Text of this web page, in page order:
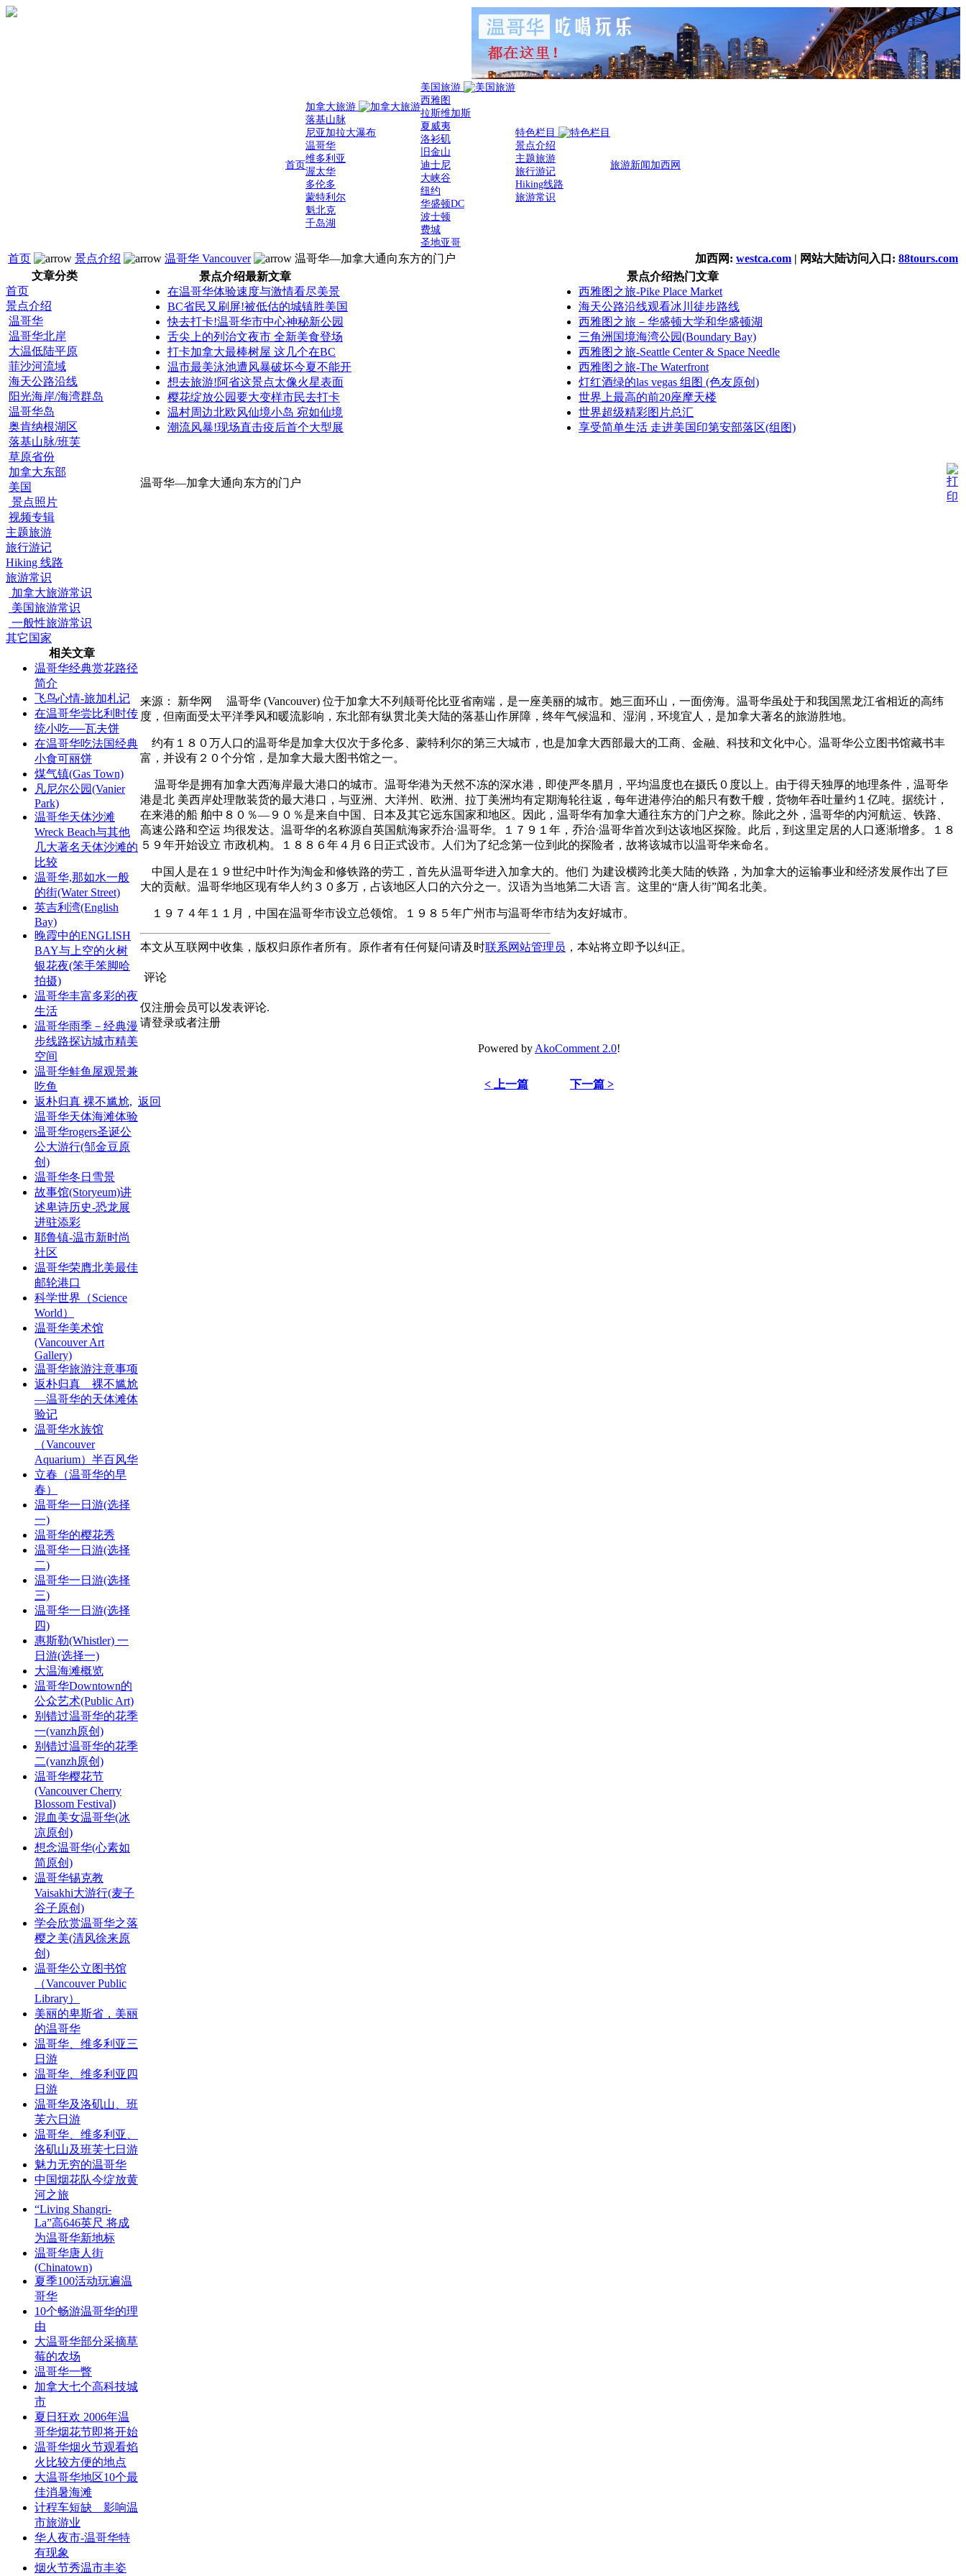
首页
加拿大旅游
落基山脉
尼亚加拉大瀑布
温哥华
维多利亚
渥太华
多伦多
蒙特利尔
魁北克
千岛湖
美国旅游
西雅图
拉斯维加斯
夏威夷
洛衫矶
旧金山
迪士尼
大峡谷
纽约
华盛顿DC
波士顿
费城
圣地亚哥
特色栏目
景点介绍
主题旅游
旅行游记
Hiking线路
旅游常识
旅游新闻 加西网
首页 景点介绍 温哥华 Vancouver 温哥华—加拿大通向东方的门户 加西网: westca.com | 网站大陆访问入口: 88tours.com
文章分类
首页
景点介绍
温哥华
温哥华北岸
大温低陆平原
菲沙河流域
海天公路沿线
阳光海岸/海湾群岛
温哥华岛
奥肯纳根湖区
落基山脉/班芙
草原省份
加拿大东部
美国
景点照片
视频专辑
主题旅游
旅行游记
Hiking 线路
旅游常识
加拿大旅游常识
美国旅游常识
一般性旅游常识
其它国家
相关文章
温哥华经典赏花路径
简介
飞鸟心情-旅加札记
在温哥华尝比利时传
统小吃──瓦夫饼
在温哥华吃法国经典
小食可丽饼
煤气镇(Gas Town)
凡尼尔公园(Vanier
Park)
温哥华天体沙滩
Wreck Beach与其他
几大著名天体沙滩的
比较
温哥华,那如水一般
的街(Water Street)
英吉利湾(English
Bay)
晚霞中的ENGLISH
BAY与上空的火树
银花夜(笨手笨脚哈
拍摄)
温哥华丰富多彩的夜
生活
温哥华雨季－经典漫
步线路探访城市精美
空间
温哥华鲑鱼屋观景兼
吃鱼
返朴归真 裸不尴尬,
温哥华天体海滩体验
温哥华rogers圣诞公
公大游行(邹金豆原
创)
温哥华冬日雪景
故事馆(Storyeum)讲
述卑诗历史-恐龙展
进驻添彩
耶鲁镇-温市新时尚
社区
温哥华荣膺北美最佳
邮轮港口
科学世界（Science
World）
温哥华美术馆
(Vancouver Art
Gallery)
温哥华旅游注意事项
返朴归真 裸不尴尬
—温哥华的天体滩体
验记
温哥华水族馆
（Vancouver
Aquarium）半百风华
立春（温哥华的早
春）
温哥华一日游(选择
一)
温哥华的樱花秀
温哥华一日游(选择
二)
温哥华一日游(选择
三)
温哥华一日游(选择
四)
惠斯勒(Whistler) 一
日游(选择一)
大温海滩概览
温哥华Downtown的
公众艺术(Public Art)
别错过温哥华的花季
一(vanzh原创)
别错过温哥华的花季
二(vanzh原创)
温哥华樱花节
(Vancouver Cherry
Blossom Festival)
混血美女温哥华(冰
凉原创)
想念温哥华(心素如
简原创)
温哥华锡克教
Vaisakhi大游行(麦子
谷子原创)
学会欣赏温哥华之落
樱之美(清风徐来原
创)
温哥华公立图书馆
（Vancouver Public
Library）
美丽的卑斯省，美丽
的温哥华
温哥华、维多利亚三
日游
温哥华、维多利亚四
日游
温哥华及洛矶山、班
芙六日游
温哥华、维多利亚、
洛矶山及班芙七日游
魅力无穷的温哥华
中国烟花队今绽放黄
河之旅
“Living Shangri-
La”高646英尺 将成
为温哥华新地标
温哥华唐人街
(Chinatown)
夏季100活动玩遍温
哥华
10个畅游温哥华的理
由
大温哥华部分采摘草
莓的农场
温哥华一瞥
加拿大七个高科技城
市
夏日狂欢 2006年温
哥华烟花节即将开始
温哥华烟火节观看焰
火比较方便的地点
大温哥华地区10个最
佳消暑海滩
计程车短缺 影响温
市旅游业
华人夜市-温哥华特
有现象
烟火节秀温市丰姿
景点介绍最新文章
在温哥华体验速度与激情看尽美景
BC省民又刷屏!被低估的城镇胜美国
快去打卡!温哥华市中心神秘新公园
舌尖上的列治文夜市 全新美食登场
打卡加拿大最棒树屋 这几个在BC
温市最美泳池遭风暴破坏今夏不能开
想去旅游!阿省这景点太像火星表面
樱花绽放公园要大变样市民去打卡
温村周边北欧风仙境小岛 宛如仙境
潮流风暴!现场直击疫后首个大型展
景点介绍热门文章
西雅图之旅-Pike Place Market
海天公路沿线观看冰川徒步路线
西雅图之旅－华盛顿大学和华盛顿湖
三角洲国境海湾公园(Boundary Bay)
西雅图之旅-Seattle Center & Space Needle
西雅图之旅-The Waterfront
灯红酒绿的las vegas 组图 (色友原创)
世界上最高的前20座摩天楼
世界超级精彩图片总汇
享受简单生活 走进美国印第安部落区(组图)
温哥华—加拿大通向东方的门户
来源： 新华网
温哥华 (Vancouver) 位于加拿大不列颠哥伦比亚省南端，是一座美丽的城市。她三面环山，一面傍海。温哥华虽处于和我国黑龙江省相近的高纬
度，但南面受太平洋季风和暖流影响，东北部有纵贯北美大陆的落基山作屏障，终年气候温和、湿润，环境宜人，是加拿大著名的旅游胜地。
约有１８０万人口的温哥华是加拿大仅次于多伦多、蒙特利尔的第三大城市，也是加拿大西部最大的工商、金融、科技和文化中心。温哥华公立图书馆藏书丰
富，并设有２０个分馆，是加拿大最大图书馆之一。
温哥华是拥有加拿大西海岸最大港口的城市。温哥华港为天然不冻的深水港，即使严冬腊月，平均温度也在摄氏０度以上。由于得天独厚的地理条件，温哥华
港是北 美西岸处理散装货的最大港口，与亚洲、大洋州、欧洲、拉丁美洲均有定期海轮往返，每年进港停泊的船只有数千艘，货物年吞吐量约１亿吨。据统计，
在来港的船 舶中８０％—９０％是来自中国、日本及其它远东国家和地区。因此，温哥华有加拿大通往东方的门户之称。除此之外，温哥华的内河航运、铁路、
高速公路和空运 均很发达。温哥华的名称源自英国航海家乔治·温哥华。１７９１年，乔治·温哥华首次到达该地区探险。此后，到这里定居的人口逐渐增多。１８
５９年开始设立 市政机构。１８８６年４月６日正式设市。人们为了纪念第一位到此的探险者，故将该城市以温哥华来命名。
中国人是在１９世纪中叶作为淘金和修铁路的劳工，首先从温哥华进入加拿大的。他们 为建设横跨北美大陆的铁路，为加拿大的运输事业和经济发展作出了巨
大的贡献。温哥华地区现有华人约３０多万，占该地区人口的六分之一。汉语为当地第二大语 言。这里的“唐人街”闻名北美。
１９７４年１１月，中国在温哥华市设立总领馆。１９８５年广州市与温哥华市结为友好城市。
本文从互联网中收集，版权归原作者所有。原作者有任何疑问请及时联系网站管理员 ，本站将立即予以纠正。
评论
仅注册会员可以发表评论.
请登录或者注册
Powered by AkoComment 2.0!
< 上一篇
下一篇 >
返回